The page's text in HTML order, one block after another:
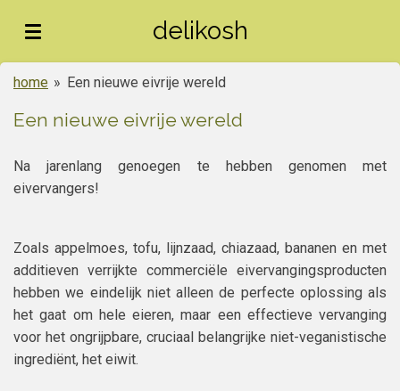
direct
naar
de
delikosh
home » Een nieuwe eivrije wereld
Een nieuwe eivrije wereld
Na jarenlang genoegen te hebben genomen met
eivervangers!
Zoals appelmoes, tofu, lijnzaad, chiazaad, bananen en met
additieven verrijkte commerciële eivervangingsproducten
hebben we eindelijk niet alleen de perfecte oplossing als
het gaat om hele eieren, maar een effectieve vervanging
voor het ongrijpbare, cruciaal belangrijke niet-veganistische
ingrediënt, het eiwit.